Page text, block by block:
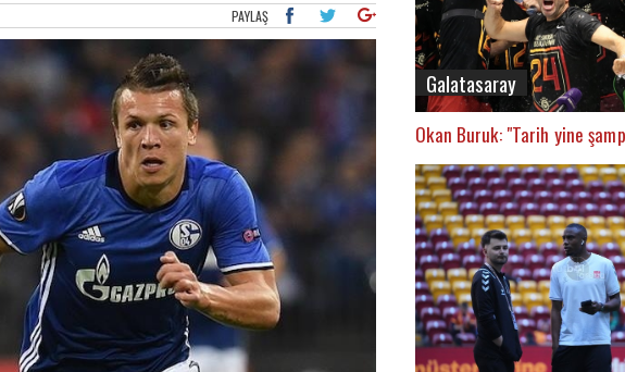
PAYLAŞ
Galatasaray
Okan Buruk: "Tarih yine